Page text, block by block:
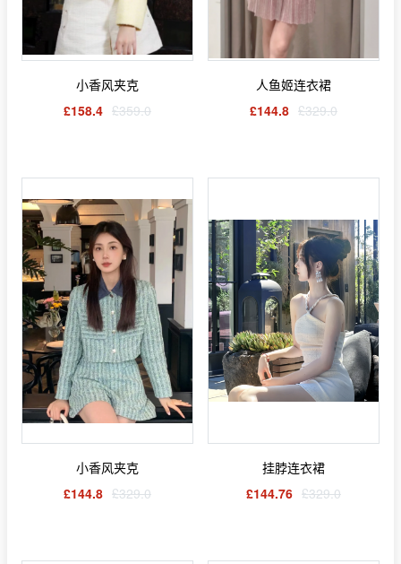
小香风夹克
£158.4 £359.0
人鱼姬连衣裙
£144.8 £329.0
小香风夹克
£144.8 £329.0
挂脖连衣裙
£144.76 £329.0